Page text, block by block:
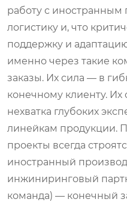
работу с
логистику и, что
поддержку и
именно через такие
заказы. Их сила — в
конечному клиенту. Их
нехватка глубоких
линейкам продукции.
проекты всегда
иностранный
инжиниринговый
команда) — конечный